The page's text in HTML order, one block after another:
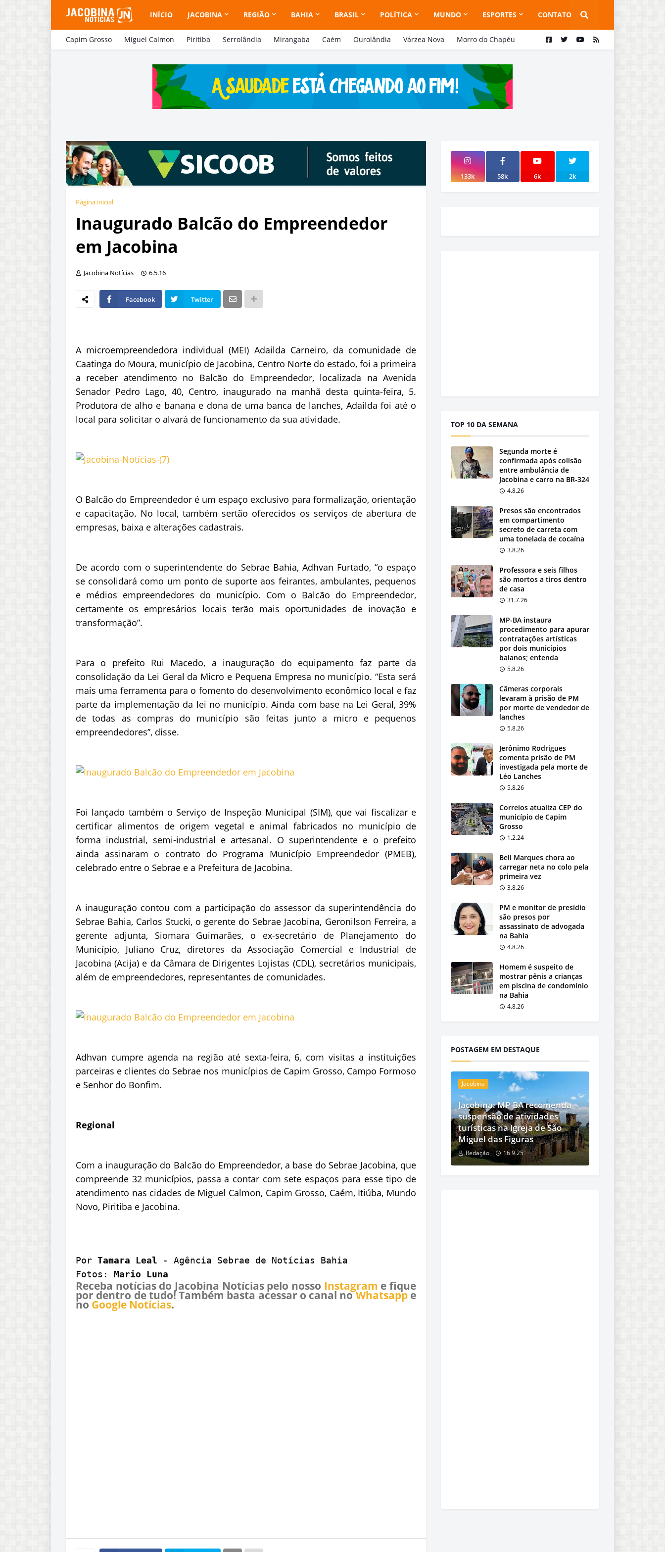
INÍCIO JACOBINA REGIÃO BAHIA BRASIL POLÍTICA MUNDO ESPORTES CONTATO
Capim Grosso Miguel Calmon Piritiba Serrolândia Mirangaba Caém Ourolândia Várzea Nova Morro do Chapéu
Página inicial
Inaugurado Balcão do Empreendedor
em Jacobina
Jacobina Notícias 6.5.16
Facebook Twitter
A microempreendedora individual (MEI) Adailda Carneiro, da comunidade de
Caatinga do Moura, município de Jacobina, Centro Norte do estado, foi a primeira
a receber atendimento no Balcão do Empreendedor, localizada na Avenida
Senador Pedro Lago, 40, Centro, inaugurado na manhã desta quinta-feira, 5.
Produtora de alho e banana e dona de uma banca de lanches, Adailda foi até o
local para solicitar o alvará de funcionamento da sua atividade.
O Balcão do Empreendedor é um espaço exclusivo para formalização, orientação
e capacitação. No local, também sertão oferecidos os serviços de abertura de
empresas, baixa e alterações cadastrais.
De acordo com o superintendente do Sebrae Bahia, Adhvan Furtado, “o espaço
se consolidará como um ponto de suporte aos feirantes, ambulantes, pequenos
e médios empreendedores do município. Com o Balcão do Empreendedor,
certamente os empresários locais terão mais oportunidades de inovação e
transformação”.
Para o prefeito Rui Macedo, a inauguração do equipamento faz parte da
consolidação da Lei Geral da Micro e Pequena Empresa no município. “Esta será
mais uma ferramenta para o fomento do desenvolvimento econômico local e faz
parte da implementação da lei no município. Ainda com base na Lei Geral, 39%
de todas as compras do município são feitas junto a micro e pequenos
empreendedores”, disse.
Foi lançado também o Serviço de Inspeção Municipal (SIM), que vai fiscalizar e
certificar alimentos de origem vegetal e animal fabricados no município de
forma industrial, semi-industrial e artesanal. O superintendente e o prefeito
ainda assinaram o contrato do Programa Município Empreendedor (PMEB),
celebrado entre o Sebrae e a Prefeitura de Jacobina.
A inauguração contou com a participação do assessor da superintendência do
Sebrae Bahia, Carlos Stucki, o gerente do Sebrae Jacobina, Geronilson Ferreira, a
gerente adjunta, Siomara Guimarães, o ex-secretário de Planejamento do
Município, Juliano Cruz, diretores da Associação Comercial e Industrial de
Jacobina (Acija) e da Câmara de Dirigentes Lojistas (CDL), secretários municipais,
além de empreendedores, representantes de comunidades.
Adhvan cumpre agenda na região até sexta-feira, 6, com visitas a instituições
parceiras e clientes do Sebrae nos municípios de Capim Grosso, Campo Formoso
e Senhor do Bonfim.
Regional
Com a inauguração do Balcão do Empreendedor, a base do Sebrae Jacobina, que
compreende 32 municípios, passa a contar com sete espaços para esse tipo de
atendimento nas cidades de Miguel Calmon, Capim Grosso, Caém, Itiúba, Mundo
Novo, Piritiba e Jacobina.
Por Tamara Leal - Agência Sebrae de Notícias Bahia
Fotos: Mario Luna
Receba notícias do Jacobina Notícias pelo nosso Instagram e fique
por dentro de tudo! Também basta acessar o canal noWhatsappe
no Google Notícias.
133k 58k 6k 2k
TOP 10 DA SEMANA
Segunda morte é
confirmada após colisão
entre ambulância de
Jacobina e carro na BR-324
4.8.26
Presos são encontrados
em compartimento
secreto de carreta com
uma tonelada de cocaína
3.8.26
Professora e seis filhos
são mortos a tiros dentro
de casa
31.7.26
MP-BA instaura
procedimento para apurar
contratações artísticas
por dois municípios
baianos; entenda
5.8.26
Câmeras corporais
levaram à prisão de PM
por morte de vendedor de
lanches
5.8.26
Jerônimo Rodrigues
comenta prisão de PM
investigada pela morte de
Léo Lanches
5.8.26
Correios atualiza CEP do
município de Capim
Grosso
1.2.24
Bell Marques chora ao
carregar neta no colo pela
primeira vez
3.8.26
PM e monitor de presídio
são presos por
assassinato de advogada
na Bahia
4.8.26
Homem é suspeito de
mostrar pênis a crianças
em piscina de condomínio
na Bahia
4.8.26
POSTAGEM EM DESTAQUE
Jacobina
Jacobina: MP-BA recomenda
suspensão de atividades
turísticas na Igreja de São
Miguel das Figuras
Redação 16.9.25